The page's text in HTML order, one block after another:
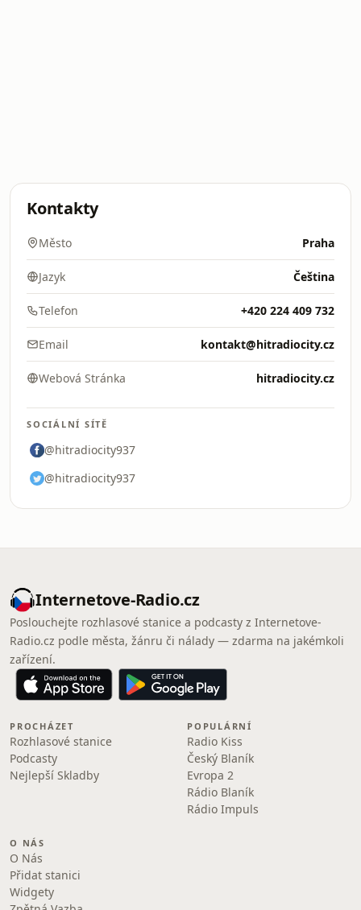
Kontakty
Město Praha
Jazyk Čeština
Telefon +420 224 409 732
Email kontakt@hitradiocity.cz
Webová Stránka hitradiocity.cz
SOCIÁLNÍ SÍTĚ
@hitradiocity937
@hitradiocity937
Internetove-Radio.cz
Poslouchejte rozhlasové stanice a podcasty z Internetove-
Radio.cz podle města, žánru či nálady — zdarma na jakémkoli
zařízení.
PROCHÁZET
Rozhlasové stanice
Podcasty
Nejlepší Skladby
POPULÁRNÍ
Radio Kiss
Český Blaník
Evropa 2
Rádio Blaník
Rádio Impuls
O NÁS
O Nás
Přidat stanici
Widgety